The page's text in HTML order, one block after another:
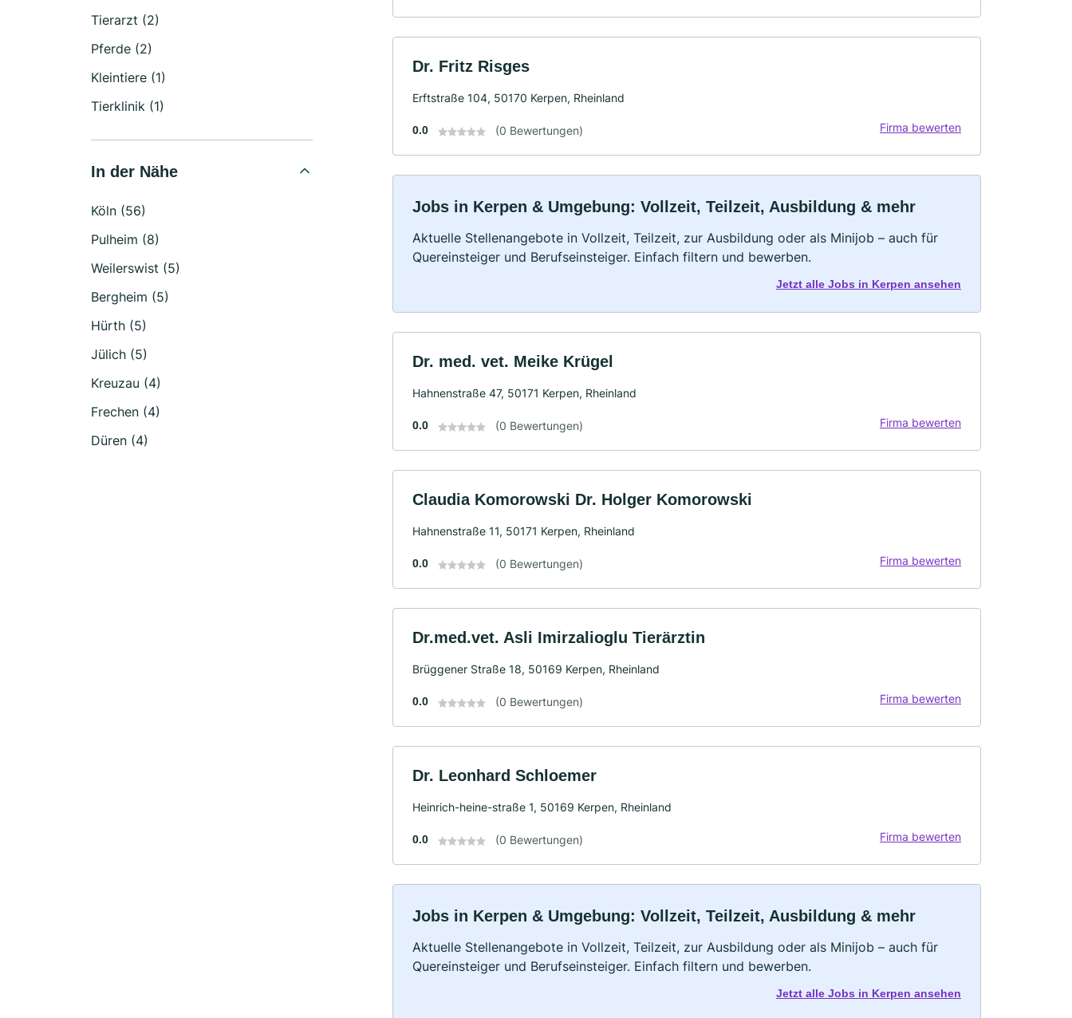
Tierarzt (2)
Pferde (2)
Kleintiere (1)
Tierklinik (1)
In der Nähe
Köln (56)
Pulheim (8)
Weilerswist (5)
Bergheim (5)
Hürth (5)
Jülich (5)
Kreuzau (4)
Frechen (4)
Düren (4)
Dr. Fritz Risges
Erftstraße 104, 50170 Kerpen, Rheinland
0.0 (0 Bewertungen) Firma bewerten
Jobs in Kerpen & Umgebung: Vollzeit, Teilzeit, Ausbildung & mehr
Aktuelle Stellenangebote in Vollzeit, Teilzeit, zur Ausbildung oder als Minijob – auch für
Quereinsteiger und Berufseinsteiger. Einfach filtern und bewerben.
Jetzt alle Jobs in Kerpen ansehen
Dr. med. vet. Meike Krügel
Hahnenstraße 47, 50171 Kerpen, Rheinland
0.0 (0 Bewertungen) Firma bewerten
Claudia Komorowski Dr. Holger Komorowski
Hahnenstraße 11, 50171 Kerpen, Rheinland
0.0 (0 Bewertungen) Firma bewerten
Dr.med.vet. Asli Imirzalioglu Tierärztin
Brüggener Straße 18, 50169 Kerpen, Rheinland
0.0 (0 Bewertungen) Firma bewerten
Dr. Leonhard Schloemer
Heinrich-heine-straße 1, 50169 Kerpen, Rheinland
0.0 (0 Bewertungen) Firma bewerten
Jobs in Kerpen & Umgebung: Vollzeit, Teilzeit, Ausbildung & mehr
Aktuelle Stellenangebote in Vollzeit, Teilzeit, zur Ausbildung oder als Minijob – auch für
Quereinsteiger und Berufseinsteiger. Einfach filtern und bewerben.
Jetzt alle Jobs in Kerpen ansehen